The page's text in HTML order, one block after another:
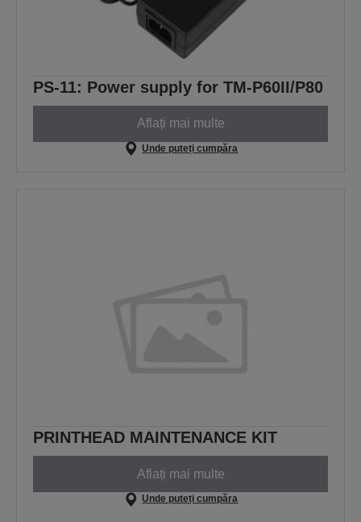
PS-11: Power supply for TM-P60II/P80
Aflați mai multe
Unde puteți cumpăra
PRINTHEAD MAINTENANCE KIT
Aflați mai multe
Unde puteți cumpăra